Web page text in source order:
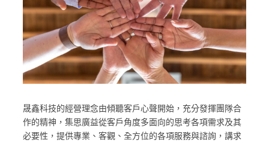
晟鑫科技的經營理念由傾聽客戶心聲開始，充分發揮團隊合
作的精神，集思廣益從客戶角度多面向的思考各項需求及其
必要性，提供專業、客觀、全方位的各項服務與諮詢，講求